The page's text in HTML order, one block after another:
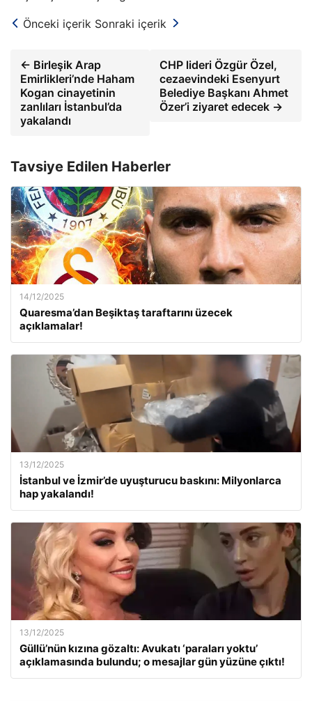
Önceki içerik Sonraki içerik
← Birleşik Arap
Emirlikleri’nde Haham
Kogan cinayetinin
zanlıları İstanbul’da
yakalandı
CHP lideri Özgür Özel,
cezaevindeki Esenyurt
Belediye Başkanı Ahmet
Özer’i ziyaret edecek →
Tavsiye Edilen Haberler
14/12/2025
Quaresma’dan Beşiktaş taraftarını üzecek
açıklamalar!
13/12/2025
İstanbul ve İzmir’de uyuşturucu baskını: Milyonlarca
hap yakalandı!
13/12/2025
Güllü’nün kızına gözaltı: Avukatı ‘paraları yoktu’
açıklamasında bulundu; o mesajlar gün yüzüne çıktı!